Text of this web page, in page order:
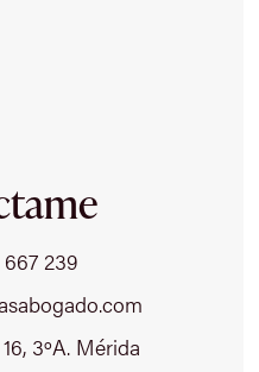
667 239
3ºA. Mérida